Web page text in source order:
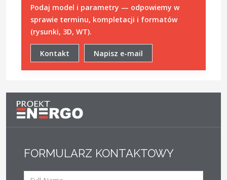
Podaj model i parametry — odpowiemy w
sprawie terminu, kompletacji i formatów
(rysunki, 3D, WT).
Kontakt Napisz e-mail
FORMULARZ KONTAKTOWY